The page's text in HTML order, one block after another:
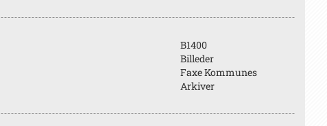
B1400
Billeder
Faxe Kommunes
Arkiver